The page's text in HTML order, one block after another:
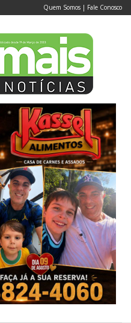
Quem Somos | Fale Conosco